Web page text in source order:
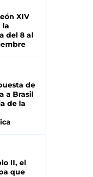
XIV
la
del 8 al
de
a Brasil
de la
II, el
que